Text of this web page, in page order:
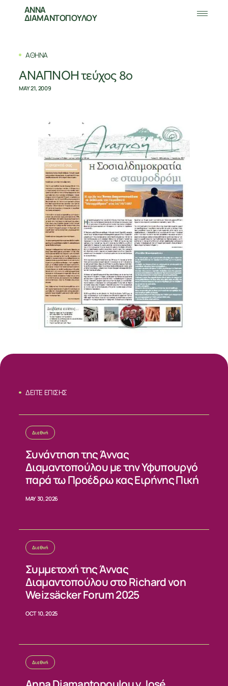
ΣΧΕΤΙΚΑ
ΝΕΑ
ΕΠΙΚΟΙΝΩΝΙΑ
ΑΝΝΑ
ΔΙΑΜΑΝΤΟΠΟΥΛΟΥ
ΑΘΗΝΑ
ΑΝΑΠΝΟΗ τεύχος 8ο
MAY 21, 2009
ΔΕΙΤΕ ΕΠΙΣΗΣ
Διεθνή
Συνάντηση της Άννας
Διαμαντοπούλου με την Υφυπουργό
παρά τω Προέδρω κας Ειρήνης Πική
MAY 30, 2026
Διεθνή
Συμμετοχή της Άννας
Διαμαντοπούλου στο Richard von
Weizsäcker Forum 2025
OCT 10, 2025
Διεθνή